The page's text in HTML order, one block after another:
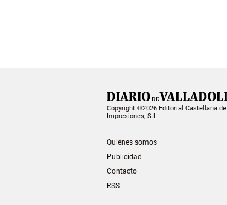
Copyright ©2026 Editorial Castellana de
Impresiones, S.L.
Quiénes somos
Publicidad
Contacto
RSS